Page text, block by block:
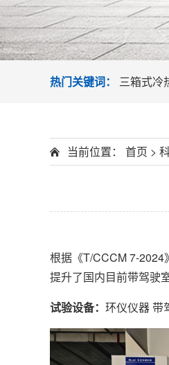
热门关键词： 三箱式冷
当前位置： 首页 >
根据《T/CCCM 7-
提升了国内目前带驾驶
试验设备： 环仪仪器 带